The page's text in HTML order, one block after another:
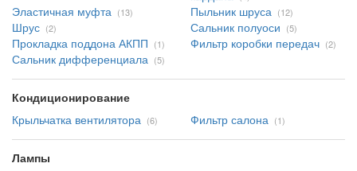
Эластичная муфта (13) Пыльник шруса (12)
Шрус (2) Сальник полуоси (5)
Прокладка поддона АКПП (1) Фильтр коробки передач (2)
Сальник дифференциала (5)
Кондиционирование
Крыльчатка вентилятора (6) Фильтр салона (1)
Лампы